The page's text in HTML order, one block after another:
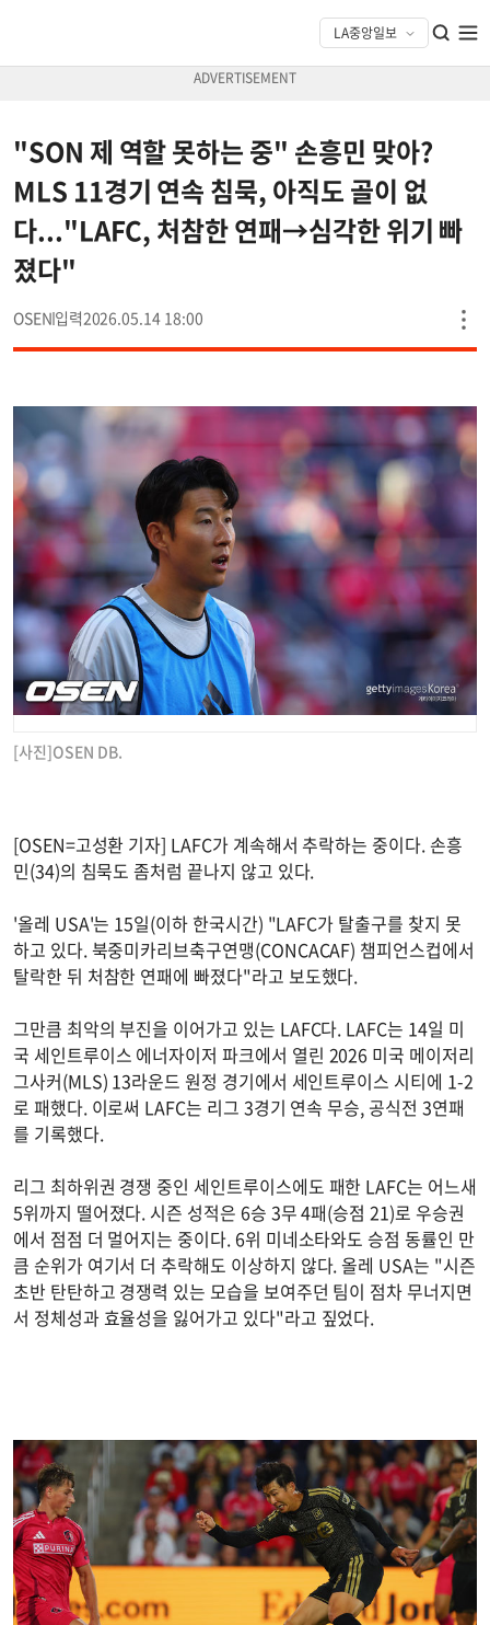
"SON 제 역할 못하는 중" 손흥민 맞아?
MLS 11경기 연속 침묵, 아직도 골이 없
다..."LAFC, 처참한 연패→심각한 위기 빠
졌다"
OSEN 2026.05.14 18:00
[사진]OSEN DB.
[OSEN=고성환 기자] LAFC가 계속해서 추락하는 중이다. 손흥
민(34)의 침묵도 좀처럼 끝나지 않고 있다.
'올레 USA'는 15일(이하 한국시간) "LAFC가 탈출구를 찾지 못
하고 있다. 북중미카리브축구연맹(CONCACAF) 챔피언스컵에서
탈락한 뒤 처참한 연패에 빠졌다"라고 보도했다.
그만큼 최악의 부진을 이어가고 있는 LAFC다. LAFC는 14일 미
국 세인트루이스 에너자이저 파크에서 열린 2026 미국 메이저리
그사커(MLS) 13라운드 원정 경기에서 세인트루이스 시티에 1-2
로 패했다. 이로써 LAFC는 리그 3경기 연속 무승, 공식전 3연패
를 기록했다.
리그 최하위권 경쟁 중인 세인트루이스에도 패한 LAFC는 어느새
5위까지 떨어졌다. 시즌 성적은 6승 3무 4패(승점 21)로 우승권
에서 점점 더 멀어지는 중이다. 6위 미네소타와도 승점 동률인 만
큼 순위가 여기서 더 추락해도 이상하지 않다. 올레 USA는 "시즌
초반 탄탄하고 경쟁력 있는 모습을 보여주던 팀이 점차 무너지면
서 정체성과 효율성을 잃어가고 있다"라고 짚었다.